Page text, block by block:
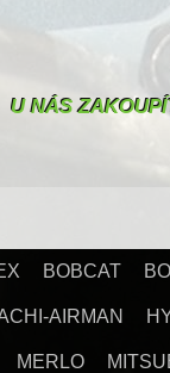
U NÁS
BOBCAT
AIRMAN
MERLO